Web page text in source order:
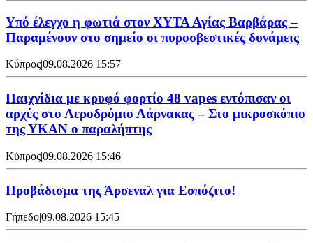
Υπό έλεγχο η φωτιά στον ΧΥΤΑ Αγίας Βαρβάρας –
Παραμένουν στο σημείο οι πυροσβεστικές δυνάμεις
Κύπρος|09.08.2026 15:57
Παιχνίδια με κρυφό φορτίο 48 vapes εντόπισαν οι
αρχές στο Αεροδρόμιο Λάρνακας – Στο μικροσκόπιο
της ΥΚΑΝ ο παραλήπτης
Κύπρος|09.08.2026 15:46
Προβάδισμα της Άρσεναλ για Εσπόζιτο!
Γήπεδο|09.08.2026 15:45